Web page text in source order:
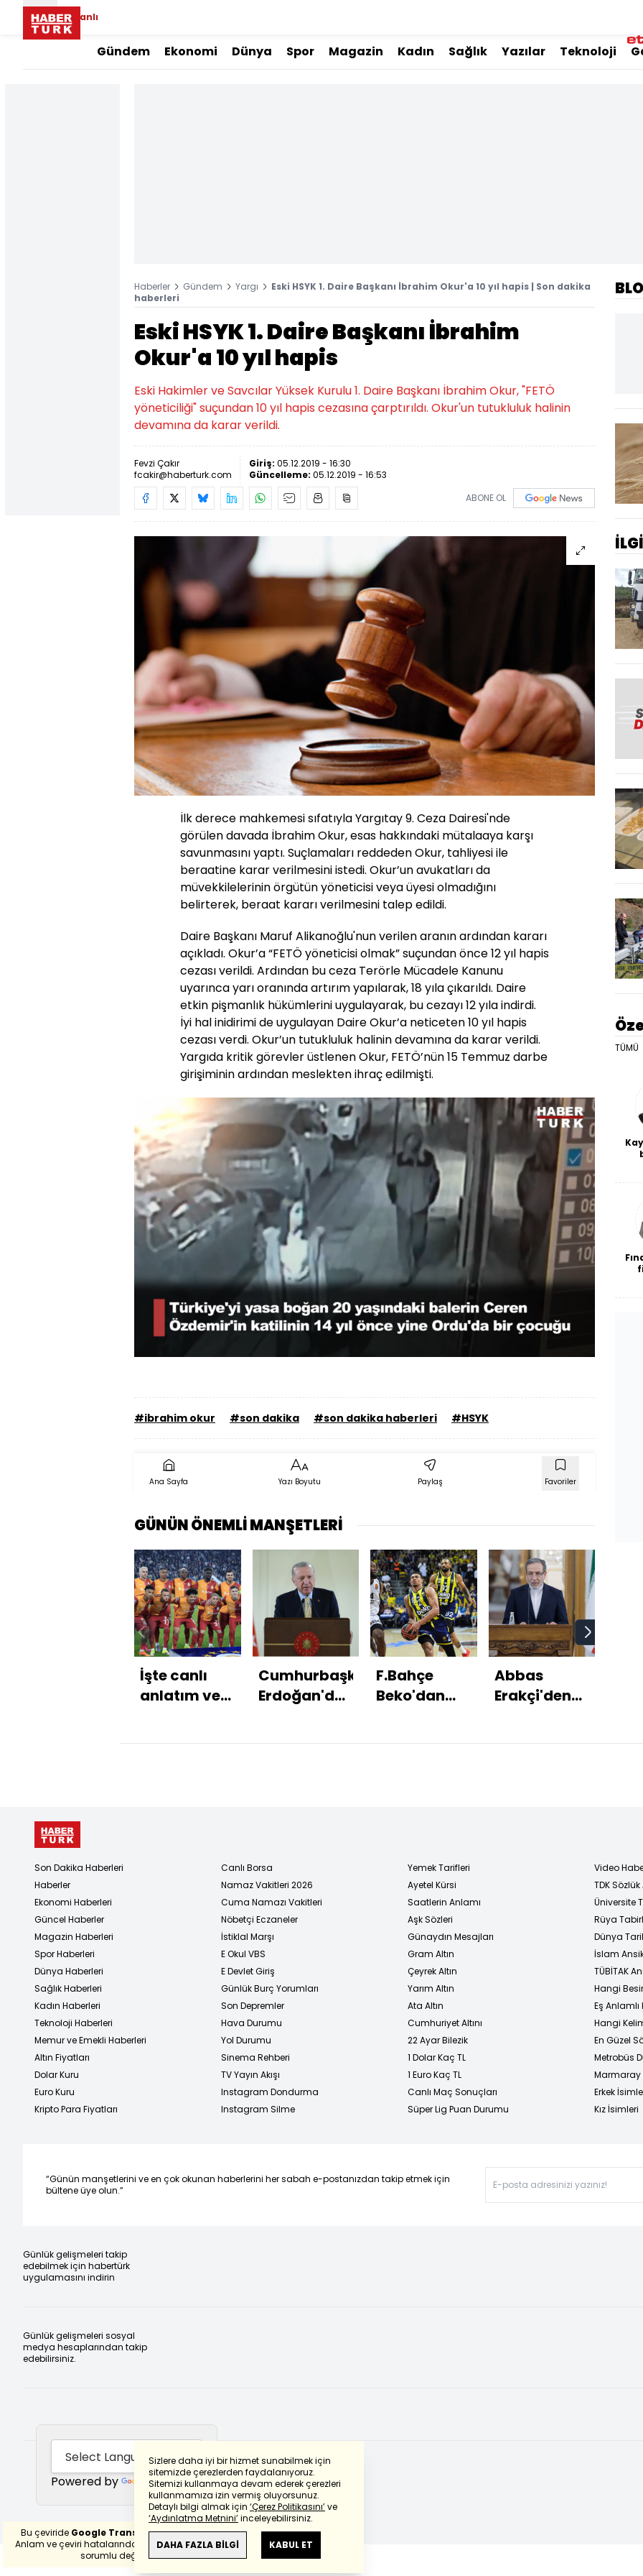
Canlı
Gündem Ekonomi Dünya Spor Magazin Kadın Sağlık Yazılar Teknoloji
Haberler Gündem Yargı
Eski HSYK 1. Daire Başkanı İbrahim Okur'a 10 yıl hapis | Son dakika
haberleri
Eski HSYK 1. Daire Başkanı İbrahim
Okur'a 10 yıl hapis
Eski Hakimler ve Savcılar Yüksek Kurulu 1. Daire Başkanı İbrahim Okur, "FETÖ
yöneticiliği" suçundan 10 yıl hapis cezasına çarptırıldı. Okur'un tutukluluk halinin
devamına da karar verildi.
Fevzi Çakır
fcakir@haberturk.com
Giriş: 05.12.2019 - 16:30
Güncelleme: 05.12.2019 - 16:53
ABONE OL
İlk derece mahkemesi sıfatıyla Yargıtay 9. Ceza Dairesi'nde
görülen davada İbrahim Okur, esas hakkındaki mütalaaya karşı
savunmasını yaptı. Suçlamaları reddeden Okur, tahliyesi ile
beraatine karar verilmesini istedi. Okur’un avukatları da
müvekkilelerinin örgütün yöneticisi veya üyesi olmadığını
belirterek, beraat kararı verilmesini talep edildi.
Daire Başkanı Maruf Alikanoğlu'nun verilen aranın ardından kararı
açıkladı. Okur’a “FETÖ yöneticisi olmak” suçundan önce 12 yıl hapis
cezası verildi. Ardından bu ceza Terörle Mücadele Kanunu
uyarınca yarı oranında artırım yapılarak, 18 yıla çıkarıldı. Daire
etkin pişmanlık hükümlerini uygulayarak, bu cezayı 12 yıla indirdi.
İyi hal inidirimi de uygulayan Daire Okur’a neticeten 10 yıl hapis
cezası verdi. Okur’un tutukluluk halinin devamına da karar verildi.
Yargıda kritik görevler üstlenen Okur, FETÖ’nün 15 Temmuz darbe
girişiminin ardından meslekten ihraç edilmişti.
Aç
Yüklendi :
64.78%
Hızı
#ibrahim okur #son dakika #son dakika haberleri #HSYK
Ana Sayfa Yazı Boyutu Paylaş Favoriler
GÜNÜN ÖNEMLİ MANŞETLERİ
İşte canlı
anlatım ve
Cumhurbaşkanı
Erdoğan'dan
F.Bahçe
Beko'dan
Abbas
Erakçi'den
TÜMÜ
Sizlere daha iyi bir hizmet sunabilmek için
sitemizde çerezlerden faydalanıyoruz.
Sitemizi kullanmaya devam ederek çerezleri
kullanmamıza izin vermiş oluyorsunuz.
Detaylı bilgi almak için ‘Çerez Politikasını’ve
‘Aydınlatma Metnini’inceleyebilirsiniz.
DAHA FAZLA BİLGİ KABUL ET
Son Dakika Haberleri
Haberler
Ekonomi Haberleri
Güncel Haberler
Magazin Haberleri
Spor Haberleri
Dünya Haberleri
Sağlık Haberleri
Kadın Haberleri
Teknoloji Haberleri
Memur ve Emekli Haberleri
Altın Fiyatları
Dolar Kuru
Euro Kuru
Kripto Para Fiyatları
Canlı Borsa
Namaz Vakitleri 2026
Cuma Namazı Vakitleri
Nöbetçi Eczaneler
İstiklal Marşı
E Okul VBS
E Devlet Giriş
Günlük Burç Yorumları
Son Depremler
Hava Durumu
Yol Durumu
Sinema Rehberi
TV Yayın Akışı
Instagram Dondurma
Instagram Silme
Yemek Tarifleri
Ayetel Kürsi
Saatlerin Anlamı
Aşk Sözleri
Günaydın Mesajları
Gram Altın
Çeyrek Altın
Yarım Altın
Ata Altın
Cumhuriyet Altını
22 Ayar Bilezik
1 Dolar Kaç TL
1 Euro Kaç TL
Canlı Maç Sonuçları
Süper Lig Puan Durumu
Video
TDK
Üniversite
Rüya
Dünya
İslam
TÜBİTAK
Hangi
Eş
Hangi
En Güzel
Metrobüs
Marmaray
Erkek
Kız İsimleri
“Günün manşetlerini ve en çok okunan haberlerini her sabah e-postanızdan takip etmek için
bültene üye olun.”
Günlük gelişmeleri takip
edebilmek için habertürk
uygulamasını indirin
Günlük gelişmeleri sosyal
medya hesaplarından takip
edebilirsiniz.
Powered by Translate
Bu çeviride Google Transletekullanılmıştır.
Anlam ve çeviri hatalarından
haberturk.com
sorumlu değildir.